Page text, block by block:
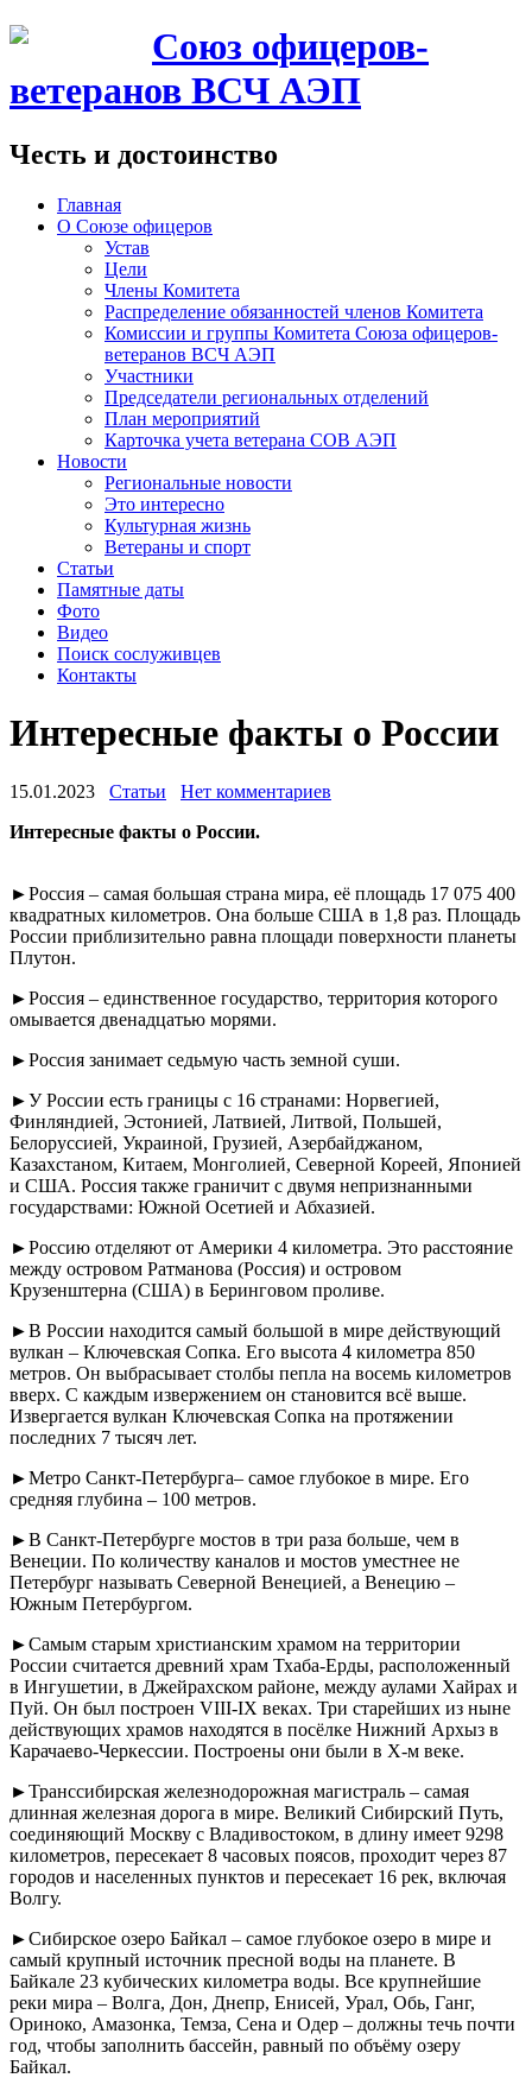
Союз офицеров-
ветеранов ВСЧ АЭП
Честь и достоинство
Главная
О Союзе офицеров
Устав
Цели
Члены Комитета
Распределение обязанностей членов Комитета
Комиссии и группы Комитета Союза офицеров-
ветеранов ВСЧ АЭП
Участники
Председатели региональных отделений
План мероприятий
Карточка учета ветерана CОВ АЭП
Новости
Региональные новости
Это интересно
Культурная жизнь
Ветераны и спорт
Статьи
Памятные даты
Фото
Видео
Поиск сослуживцев
Контакты
Интересные факты о России
15.01.2023 Статьи
Нет комментариев
Интересные факты о России.⁠⁠
►Россия – самая большая страна мира, её площадь 17 075 400
квадратных километров. Она больше США в 1,8 раз. Площадь
России приблизительно равна площади поверхности планеты
Плутон.
►Россия – единственное государство, территория которого
омывается двенадцатью морями.
►Россия занимает седьмую часть земной суши.
►У России есть границы с 16 странами: Норвегией,
Финляндией, Эстонией, Латвией, Литвой, Польшей,
Белоруссией, Украиной, Грузией, Азербайджаном,
Казахстаном, Китаем, Монголией, Северной Кореей, Японией
и США. Россия также граничит с двумя непризнанными
государствами: Южной Осетией и Абхазией.
►Россию отделяют от Америки 4 километра. Это расстояние
между островом Ратманова (Россия) и островом
Крузенштерна (США) в Беринговом проливе.
►В России находится самый большой в мире действующий
вулкан – Ключевская Сопка. Его высота 4 километра 850
метров. Он выбрасывает столбы пепла на восемь километров
вверх. С каждым извержением он становится всё выше.
Извергается вулкан Ключевская Сопка на протяжении
последних 7 тысяч лет.
►Метро Санкт-Петербурга– самое глубокое в мире. Его
средняя глубина – 100 метров.
►В Санкт-Петербурге мостов в три раза больше, чем в
Венеции. По количеству каналов и мостов уместнее не
Петербург называть Северной Венецией, а Венецию –
Южным Петербургом.
►Самым старым христианским храмом на территории
России считается древний храм Тхаба-Ерды, расположенный
в Ингушетии, в Джейрахском районе, между аулами Хайрах и
Пуй. Он был построен VIII-IX веках. Три старейших из ныне
действующих храмов находятся в посёлке Нижний Архыз в
Карачаево-Черкессии. Построены они были в X-м веке.
►Транссибирская железнодорожная магистраль – самая
длинная железная дорога в мире. Великий Сибирский Путь,
соединяющий Москву с Владивостоком, в длину имеет 9298
километров, пересекает 8 часовых поясов, проходит через 87
городов и населенных пунктов и пересекает 16 рек, включая
Волгу.
►Сибирское озеро Байкал – самое глубокое озеро в мире и
самый крупный источник пресной воды на планете. В
Байкале 23 кубических километра воды. Все крупнейшие
реки мира – Волга, Дон, Днепр, Енисей, Урал, Обь, Ганг,
Ориноко, Амазонка, Темза, Сена и Одер – должны течь почти
год, чтобы заполнить бассейн, равный по объёму озеру
Байкал.